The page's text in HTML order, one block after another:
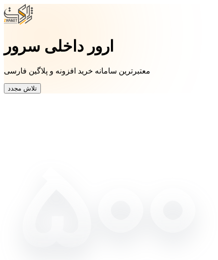
ارور داخلی سرور
معتبرترین سامانه خرید افزونه و پلاگین فارسی
تلاش مجدد